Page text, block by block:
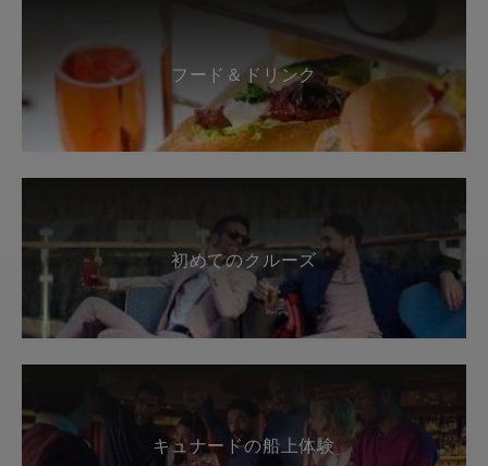
フード＆ドリンク
初めてのクルーズ
キュナードの船上体験